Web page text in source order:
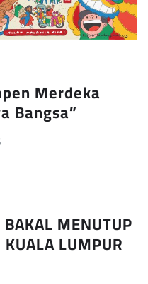
Merdeka
Bangsa”
MENUTUP
LUMPUR